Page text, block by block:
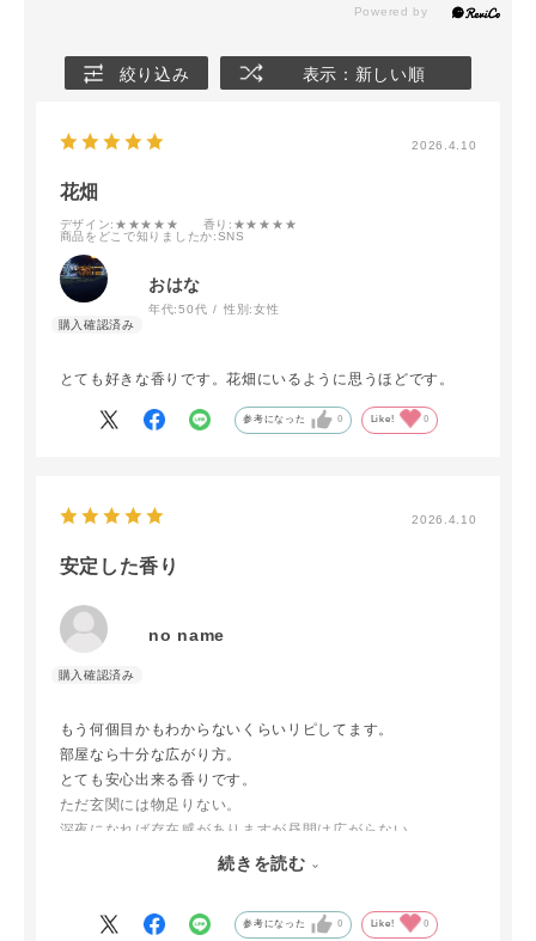
絞り込み 表示：新しい順
2026.4.10
花畑
デザイン:★★★★★ 香り :★★★★★
商品をどこで知りましたか:SNS
おはな
年代:50代 性別:女性
とても好きな香りです。花畑にいるように思うほどです。
参考になった 0 Like! 0
2026.4.10
安定した香り
no name
もう何個目かもわからないくらいリピしてます。
部屋なら十分な広がり方。
とても安心出来る香りです。
ただ玄関には物足りない。
深夜になれば存在感がありますが昼間は広がらない。
いろんなものを試してみたけどコレが1番です。
安心出来ます。
続きを読む
参考になった 0 Like! 0